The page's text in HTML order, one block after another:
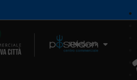
Il Network